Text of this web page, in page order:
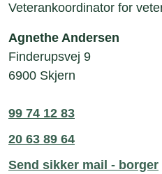
Veterankoordinator for
Agnethe Andersen
Finderupsvej 9
6900 Skjern
99 74 12 83
20 63 89 64
Send sikker mail - borger